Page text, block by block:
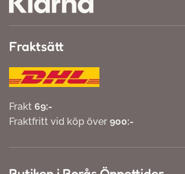
Fraktsätt
Frakt 69:-
Fraktfritt vid köp över 900:-